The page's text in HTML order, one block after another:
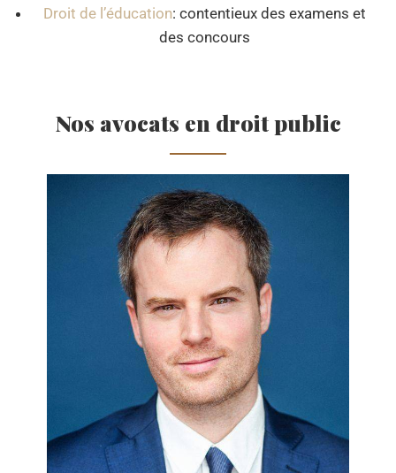
Droit de l’éducation: contentieux des examens et
des concours
Nos avocats en droit public